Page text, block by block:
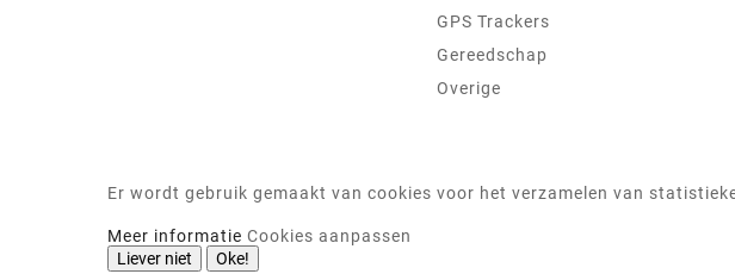
GPS Trackers
Gereedschap
Overige
Er wordt gebruik gemaakt van cookies voor het verzamelen van
Meer informatie Cookies aanpassen
Liever niet
Oke!